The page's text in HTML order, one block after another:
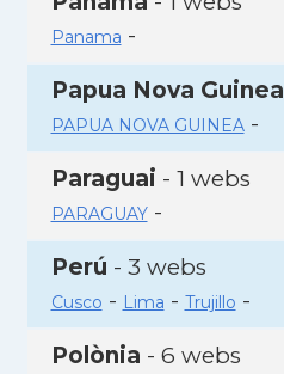
Panama -
Papua Nova Guinea
PAPUA NOVA GUINEA-
Paraguai - 1 webs
PARAGUAY-
Perú - 3 webs
Cusco - Lima - Trujillo -
Polònia - 6 webs